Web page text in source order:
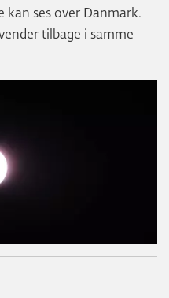
kan ses over Danmark.
tilbage i samme